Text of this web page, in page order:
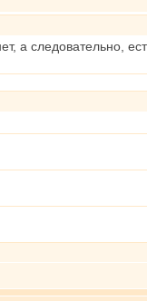
а следовательно,